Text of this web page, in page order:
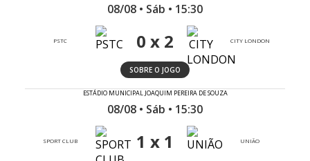
08/08 • Sáb • 15:30
PSTC 0 x 2 CITY LONDON
SOBRE O JOGO
ESTÁDIO MUNICIPAL JOAQUIM PEREIRA DE SOUZA
08/08 • Sáb • 15:30
SPORT CLUB 1 x 1 UNIÃO